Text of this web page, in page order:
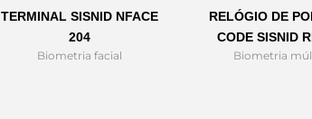
TERMINAL SISNID NFACE
204
Biometria facial
RELÓGIO DE
CODE SISNID
Biometria